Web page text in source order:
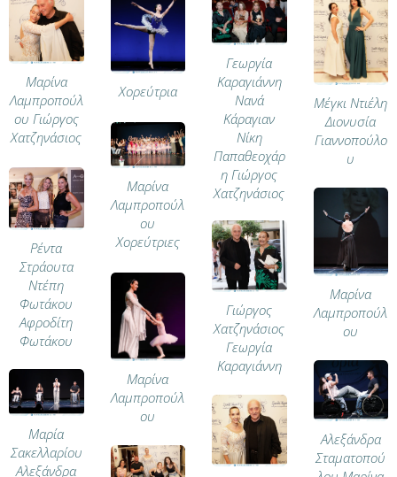
Μαρίνα
Λαμπροπούλ
ου Γιώργος
Χατζηνάσιος
Χορεύτρια
Γεωργία
Καραγιάννη
Νανά
Κάραγιαν
Νίκη
Παπαθεοχάρ
η Γιώργος
Χατζηνάσιος
Μέγκι Ντιέλη
Διονυσία
Γιαννοπούλο
υ
Μαρίνα
Λαμπροπούλ
ου
Χορεύτριες
Ρέντα
Στράουτα
Ντέπη
Φωτάκου
Αφροδίτη
Φωτάκου
Μαρίνα
Λαμπροπούλ
ου
Γιώργος
Χατζηνάσιος
Γεωργία
Καραγιάννη
Μαρίνα
Λαμπροπούλ
ου
Αλεξάνδρα
Σταματοπού
Μαρία
Σακελλαρίου
Αλεξάνδρα